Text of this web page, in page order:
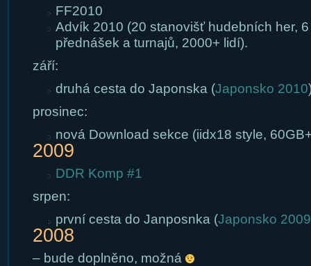
FF2010
Advík 2010 (20 stanovišť hudebních her,
přednášek a turnajů, 2000+ lidí).
září:
druhá cesta do Japonska (Japonsko 2010
prosinec:
nová Download sekce (iidx18 style,
2009
DDR Komp #1
srpen:
první cesta do Janposnka (Japonsko 2009
2008
– bude doplněno, možná